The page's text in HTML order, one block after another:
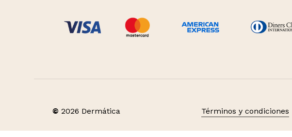
© 2026 Dermática Términos y condiciones